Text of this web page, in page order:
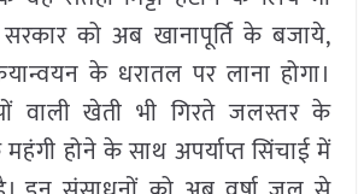
सरकार को अब खानापूर्ति के बजाये,
के धरातल पर लाना होगा।
वाली खेती भी गिरते जलस्तर के
होने के साथ अपर्याप्त सिंचाई में